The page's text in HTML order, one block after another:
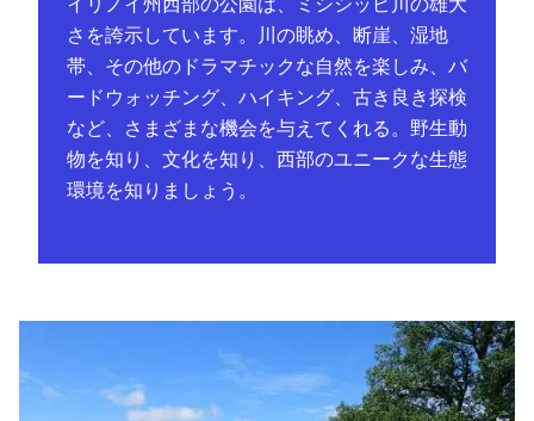
イリノイ州西部の公園は、ミシシッピ川の雄大
さを誇示しています。川の眺め、断崖、湿地
帯、その他のドラマチックな自然を楽しみ、バ
ードウォッチング、ハイキング、古き良き探検
など、さまざまな機会を与えてくれる。野生動
物を知り、文化を知り、西部のユニークな生態
環境を知りましょう。